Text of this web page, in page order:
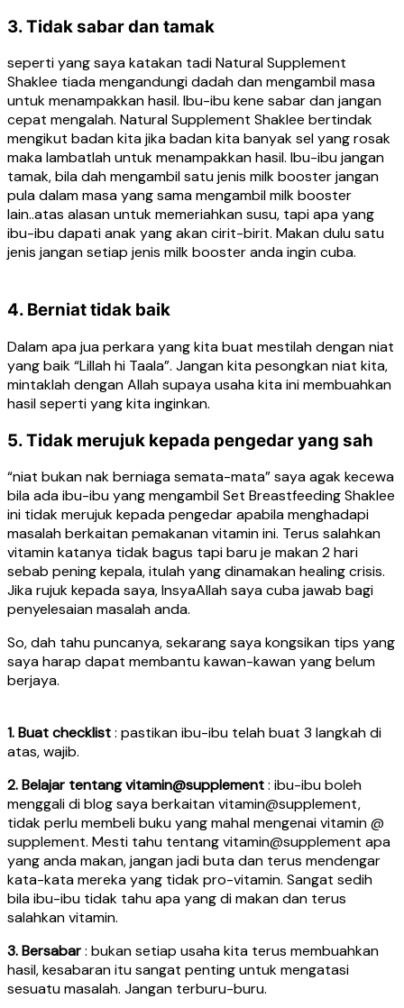
3. Tidak sabar dan tamak
seperti yang saya katakan tadi Natural Supplement
Shaklee tiada mengandungi dadah dan mengambil masa
untuk menampakkan hasil. Ibu-ibu kene sabar dan jangan
cepat mengalah. Natural Supplement Shaklee bertindak
mengikut badan kita jika badan kita banyak sel yang rosak
maka lambatlah untuk menampakkan hasil. Ibu-ibu jangan
tamak, bila dah mengambil satu jenis milk booster jangan
pula dalam masa yang sama mengambil milk booster
lain..atas alasan untuk memeriahkan susu, tapi apa yang
ibu-ibu dapati anak yang akan cirit-birit. Makan dulu satu
jenis jangan setiap jenis milk booster anda ingin cuba.
4. Berniat tidak baik
Dalam apa jua perkara yang kita buat mestilah dengan niat
yang baik “Lillah hi Taala”. Jangan kita pesongkan niat kita,
mintaklah dengan Allah supaya usaha kita ini membuahkan
hasil seperti yang kita inginkan.
5. Tidak merujuk kepada pengedar yang sah
“niat bukan nak berniaga semata-mata” saya agak kecewa
bila ada ibu-ibu yang mengambil Set Breastfeeding Shaklee
ini tidak merujuk kepada pengedar apabila menghadapi
masalah berkaitan pemakanan vitamin ini. Terus salahkan
vitamin katanya tidak bagus tapi baru je makan 2 hari
sebab pening kepala, itulah yang dinamakan healing crisis.
Jika rujuk kepada saya, InsyaAllah saya cuba jawab bagi
penyelesaian masalah anda.
So, dah tahu puncanya, sekarang saya kongsikan tips yang
saya harap dapat membantu kawan-kawan yang belum
berjaya.
1. Buat checklist: pastikan ibu-ibu telah buat 3 langkah di
atas, wajib.
2. Belajar tentang vitamin@supplement: ibu-ibu boleh
menggali di blog saya berkaitan vitamin@supplement,
tidak perlu membeli buku yang mahal mengenai vitamin @
supplement. Mesti tahu tentang vitamin@supplement apa
yang anda makan, jangan jadi buta dan terus mendengar
kata-kata mereka yang tidak pro-vitamin. Sangat sedih
bila ibu-ibu tidak tahu apa yang di makan dan terus
salahkan vitamin.
3. Bersabar: bukan setiap usaha kita terus membuahkan
hasil, kesabaran itu sangat penting untuk mengatasi
sesuatu masalah. Jangan terburu-buru.